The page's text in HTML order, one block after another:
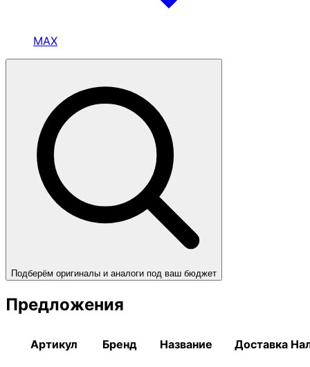
MAX
Подберём оригиналы и аналоги под ваш бюджет
Предложения
Артикул Бренд Название Доставка